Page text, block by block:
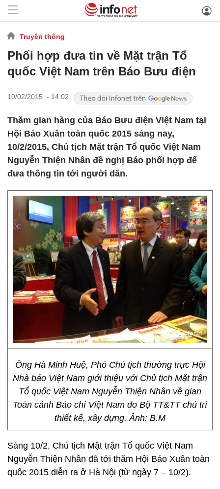
Truyền thông
Phối hợp đưa tin về Mặt trận Tổ
quốc Việt Nam trên Báo Bưu điện
10/02/2015 - 14:02
Thăm gian hàng của Báo Bưu điện Việt Nam tại
Hội Báo Xuân toàn quốc 2015 sáng nay,
10/2/2015, Chủ tịch Mặt trận Tổ quốc Việt Nam
Nguyễn Thiện Nhân đề nghị Báo phối hợp để
đưa thông tin tới người dân.
Ông Hà Minh Huệ, Phó Chủ tịch thường trực Hội
Nhà báo Việt Nam giới thiệu với Chủ tịch Mặt trận
Tổ quốc Việt Nam Nguyễn Thiện Nhân về gian
Toàn cảnh Báo chí Việt Nam do Bộ TT&TT chủ trì
thiết kế, xây dựng. Ảnh: B.M
Sáng 10/2, Chủ tịch Mặt trận Tổ quốc Việt Nam
Nguyễn Thiện Nhân đã tới thăm Hội Báo Xuân toàn
quốc 2015 diễn ra ở Hà Nội (từ ngày 7 – 10/2).